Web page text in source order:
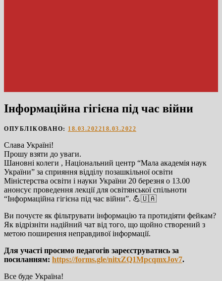
Інформаційна гігієна під час війни
ОПУБЛІКОВАНО: 18.03.202218.03.2022
Слава Україні!
Прошу взяти до уваги.
Шановні колеги , Національний центр “Мала академія наук
України” за сприяння відділу позашкільної освіти
Міністерства освіти і науки України 20 березня о 13.00
анонсує проведення лекції для освітянської спільноти
“Інформаційна гігієна під час війни”. 💪🇺🇦
Ви почуєте як фільтрувати інформацію та протидіяти фейкам?
Як відрізніти надійний чат від того, що щойно створений з
метою поширення неправдивої інформації.
Для участі просимо педагогів зареєструватись за
посиланням: https://forms.gle/nitxZQ1MpcqmxJov7.
Все буде Україна!